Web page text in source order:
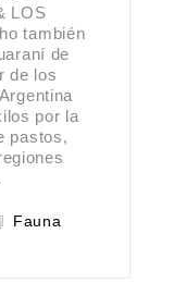
LOS
también
de
de los
por la
pastos,
Fauna